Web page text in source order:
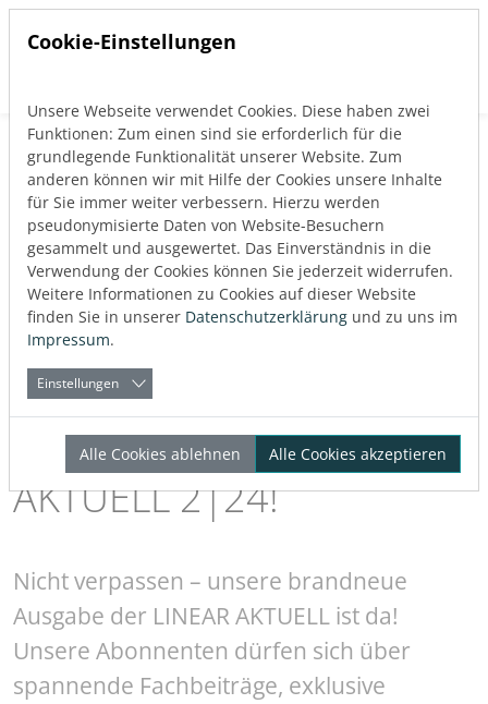
Direkt zur Hauptnavigation springen
Direkt zum Inhalt springen
Zurück zum Blog
Industrie
Interviews Nachhaltigkeit
Software
Soziale Projekte
Sponsoring
Veranstaltungen
Veröffentlicht:11.10.2024
Über den Autor
LINEAR
Sie ist da – unsere LINEAR
AKTUELL 2|24!
Nicht verpassen – unsere brandneue
Ausgabe der LINEAR AKTUELL ist da!
Unsere Abonnenten dürfen sich über
spannende Fachbeiträge, exklusive
Cookie-Einstellungen
Unsere Webseite verwendet Cookies. Diese haben zwei
Funktionen: Zum einen sind sie erforderlich für die
grundlegende Funktionalität unserer Website. Zum
anderen können wir mit Hilfe der Cookies unsere Inhalte
für Sie immer weiter verbessern. Hierzu werden
pseudonymisierte Daten von Website-Besuchern
gesammelt und ausgewertet. Das Einverständnis in die
Verwendung der Cookies können Sie jederzeit widerrufen.
Weitere Informationen zu Cookies auf dieser Website
finden Sie in unserer Datenschutzerklärung und zu uns im
Impressum.
Einstellungen
Alle Cookies ablehnen Alle Cookies akzeptieren